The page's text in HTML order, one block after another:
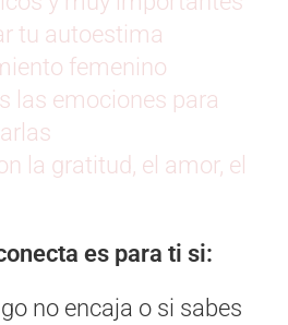
tu autoestima​
femenino
las emociones para
la gratitud, el amor, el
es para ti si:
no encaja o si sabes